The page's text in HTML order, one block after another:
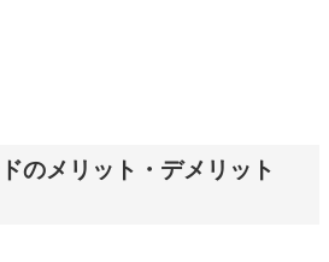
のメリット・デメリット